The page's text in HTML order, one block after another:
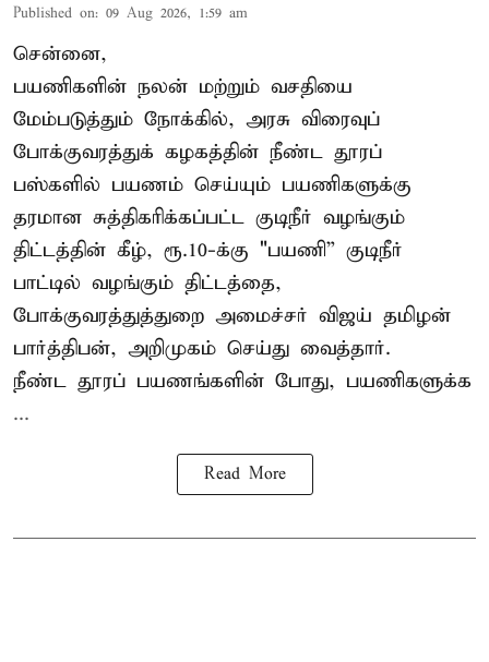
Published on: 09 Aug 2026, 1:59 am
சென்னை,
பயணிகளின் நலன் மற்றும் வசதியை
மேம்படுத்தும் நோக்கில், அரசு விரைவுப்
போக்குவரத்துக் கழகத்தின் நீண்ட தூரப்
பஸ்களில் பயணம் செய்யும் பயணிகளுக்கு
தரமான சுத்திகரிக்கப்பட்ட குடிநீர் வழங்கும்
திட்டத்தின் கீழ், ரூ.10-க்கு "பயணி” குடிநீர்
பாட்டில் வழங்கும் திட்டத்தை,
போக்குவரத்துத்துறை அமைச்சர் விஜய் தமிழன்
பார்த்திபன், அறிமுகம் செய்து வைத்தார்.
நீண்ட தூரப் பயணங்களின் போது, பயணிகளுக்க
...
Read More